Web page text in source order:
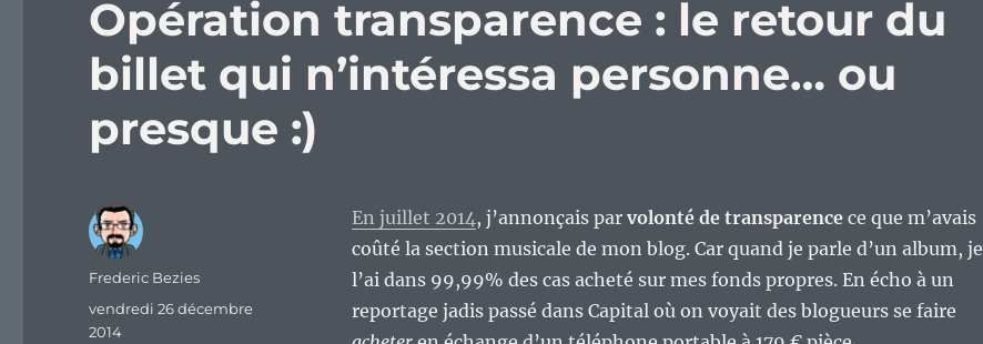
Opération transparence : le retour du
billet qui n’intéressa personne… ou
presque :)
En juillet 2014, j’annonçais par volonté de transparencece que m’avais
coûté la section musicale de mon blog. Car quand je parle d’un album, je
l’ai dans 99,99% des cas acheté sur mes fonds propres. En écho à un
reportage jadis passé dans Capital où on voyait des blogueurs se faire
Auteur
Frederic Bezies
Publié
le
vendredi 26 décembre
2014